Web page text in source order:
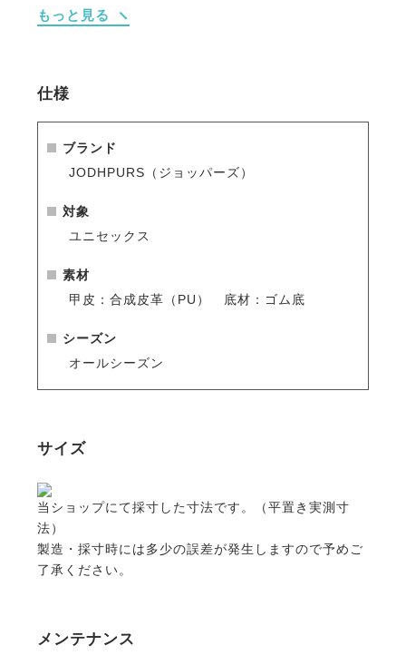
お手入れしやすいのも嬉しいポイント。
独自の繊維構造により汗を素早く吸収、拡散し、速乾
性に優れた素材が足を衛生的で快適に保ちます。
カビやバクテリアの増殖を抑制するので、臭いを抑え
る効果もあります。
・当店オリジナル商品
・吸水速乾機能や抗菌防臭効果のある機能素材
Cambrelleの裏地
・拍車の位置が安定する、拍車止め付き
・あぶみが滑りにくい、靴底すべり止め加工
・工場からの直接仕入れで、品質はそのままにこのお
値段を実現しました
もっと見る
仕様
ブランド
JODHPURS（ジョッパーズ）
対象
ユニセックス
素材
甲皮：合成皮革（PU） 底材：ゴム底
シーズン
オールシーズン
サイズ
当ショップにて採寸した寸法です。（平置き実測寸
法）
製造・採寸時には多少の誤差が発生しますので予めご
了承ください。
メンテナンス